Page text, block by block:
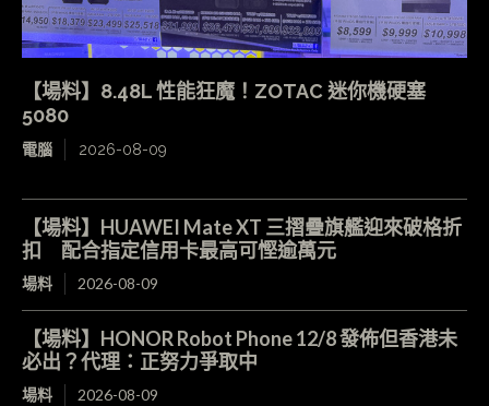
【場料】8.48L 性能狂魔！ZOTAC 迷你機硬塞
5080
電腦 2026-08-09
【場料】HUAWEI Mate XT 三摺疊旗艦迎來破格折
扣 配合指定信用卡最高可慳逾萬元
場料 2026-08-09
【場料】HONOR Robot Phone 12/8 發佈但香港未
必出？代理：正努力爭取中
場料 2026-08-09